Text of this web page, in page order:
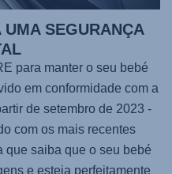
SEGURANÇA
para manter o seu bebé
em conformidade com a
de setembro de 2023 -
com os mais recentes
que saiba que o seu bebé
e esteja perfeitamente